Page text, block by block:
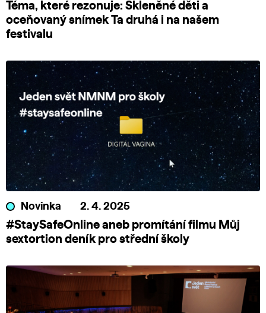
Téma, které rezonuje: Skleněné děti a
oceňovaný snímek Ta druhá i na našem
festivalu
Novinka 2. 4. 2025
#StaySafeOnline aneb promítání filmu Můj
sextortion deník pro střední školy